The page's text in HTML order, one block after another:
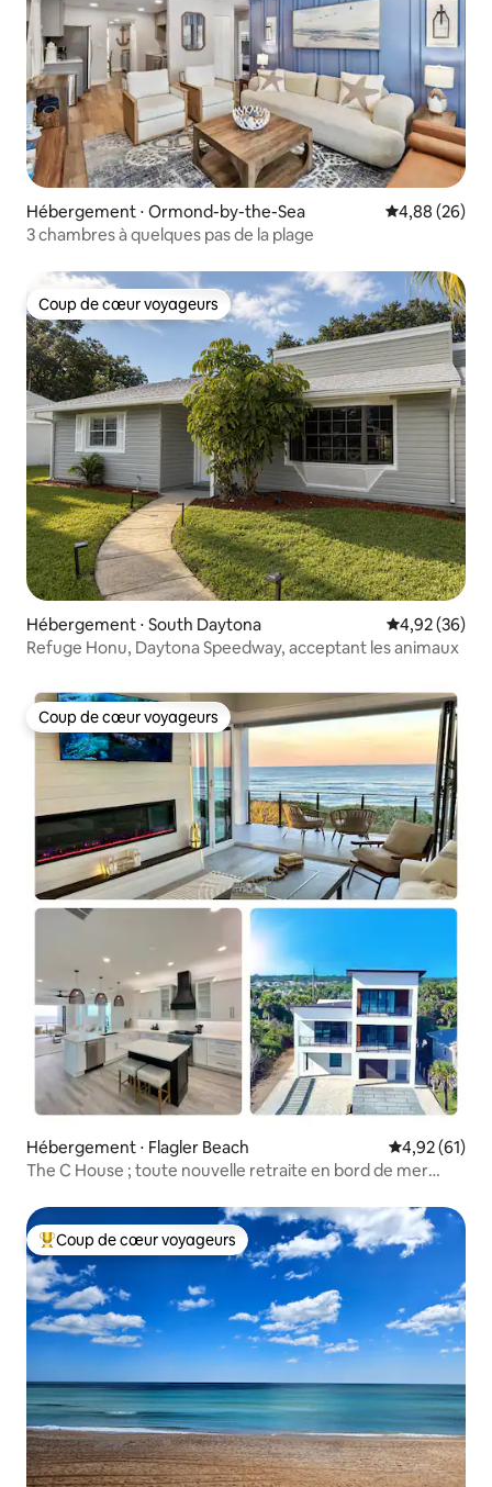
Hébergement ⋅ Ormond-by-the-Sea Évaluation
4,88 (26)
3 chambres à quelques pas de la plage
Coup de cœur voyageurs
Coup de cœur voyageurs
Hébergement ⋅ South Daytona Évaluation
4,92 (36)
Refuge Honu, Daytona Speedway, acceptant les animaux
Coup de cœur voyageurs
Coup de cœur voyageurs
Hébergement ⋅ Flagler Beach Évaluation
4,92 (61)
The C House ; toute nouvelle retraite en bord de mer
Coups de cœur voyageurs les plus appréciés
Coup de cœur voyageurs